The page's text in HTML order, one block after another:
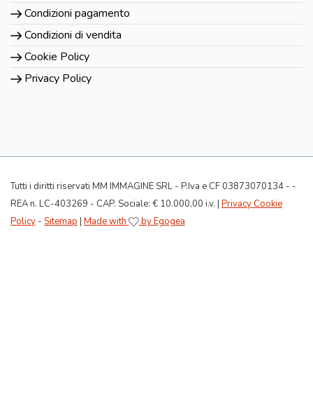
Condizioni pagamento
Condizioni di vendita
Cookie Policy
Privacy Policy
Tutti i diritti riservati MM IMMAGINE SRL - P.Iva e CF 03873070134 - -
REA n. LC-403269 - CAP. Sociale: € 10.000,00 i.v. | Privacy Cookie
Policy - Sitemap | Made with by Egogea